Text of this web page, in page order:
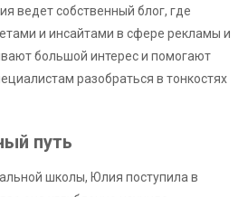
ведет собственный блог, где
и инсайтами в сфере рекламы и
большой интерес и помогают
разобраться в тонкостях
путь
школы, Юлия поступила в